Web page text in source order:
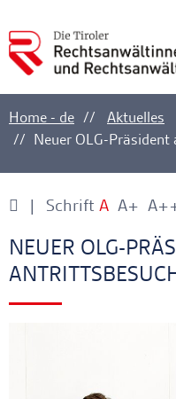
Ankerlink
Home - de
Aktuelles
Neuer OLG-
Schrift A A+
Ankerlink
NEUER OLG-